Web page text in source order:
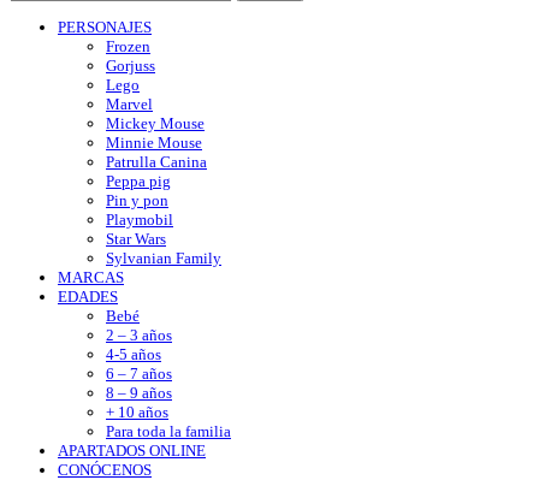
PERSONAJES
Frozen
Gorjuss
Lego
Marvel
Mickey Mouse
Minnie Mouse
Patrulla Canina
Peppa pig
Pin y pon
Playmobil
Star Wars
Sylvanian Family
MARCAS
EDADES
Bebé
2 – 3 años
4-5 años
6 – 7 años
8 – 9 años
+ 10 años
Para toda la familia
APARTADOS ONLINE
CONÓCENOS